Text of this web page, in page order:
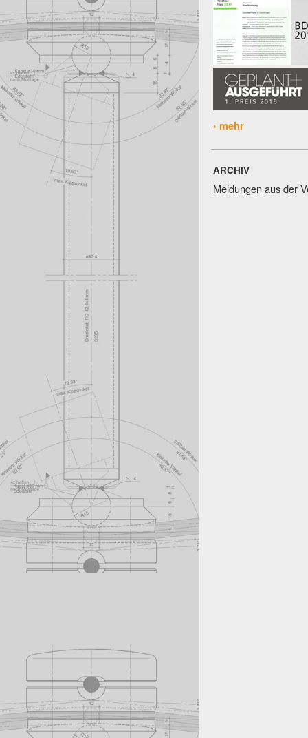
› mehr
ARCHIV
Meldungen aus der